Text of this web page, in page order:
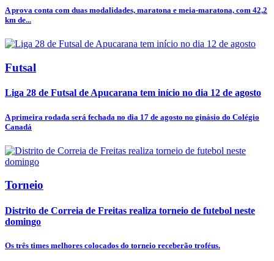
A prova conta com duas modalidades, maratona e meia-maratona, com 42,2
km de...
Futsal
Liga 28 de Futsal de Apucarana tem início no dia 12 de agosto
A primeira rodada será fechada no dia 17 de agosto no ginásio do Colégio
Canadá
Torneio
Distrito de Correia de Freitas realiza torneio de futebol neste
domingo
Os três times melhores colocados do torneio receberão troféus.